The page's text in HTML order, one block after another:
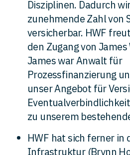
Disziplinen. Dadurch
zunehmende Zahl von
versicherbar. HWF
den Zugang von
James war Anwalt für
Prozessfinanzierung
unser Angebot für
zu unserem
HWF hat sich ferner in
Infrastruktur (Brynn